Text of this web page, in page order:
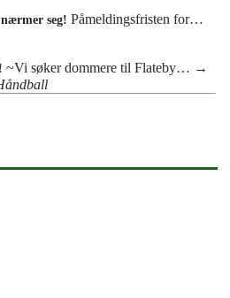
seg! Påmeldingsfristen for…
~Vi søker dommere til Flateby… →